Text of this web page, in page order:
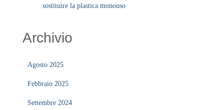
sostituire la plastica monouso
Archivio
Agosto 2025
Febbraio 2025
Settembre 2024